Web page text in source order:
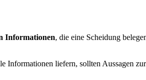
Informationen, die eine Scheidung
Informationen liefern, sollten Aussagen zur